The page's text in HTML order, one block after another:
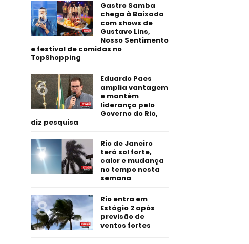
Gastro Samba
chega à Baixada
com shows de
Gustavo Lins,
Nosso Sentimento
e festival de comidas no
TopShopping
Eduardo Paes
amplia vantagem
e mantém
liderança pelo
Governo do Rio,
diz pesquisa
Rio de Janeiro
terá sol forte,
calor e mudança
no tempo nesta
semana
Rio entra em
Estágio 2 após
previsão de
ventos fortes